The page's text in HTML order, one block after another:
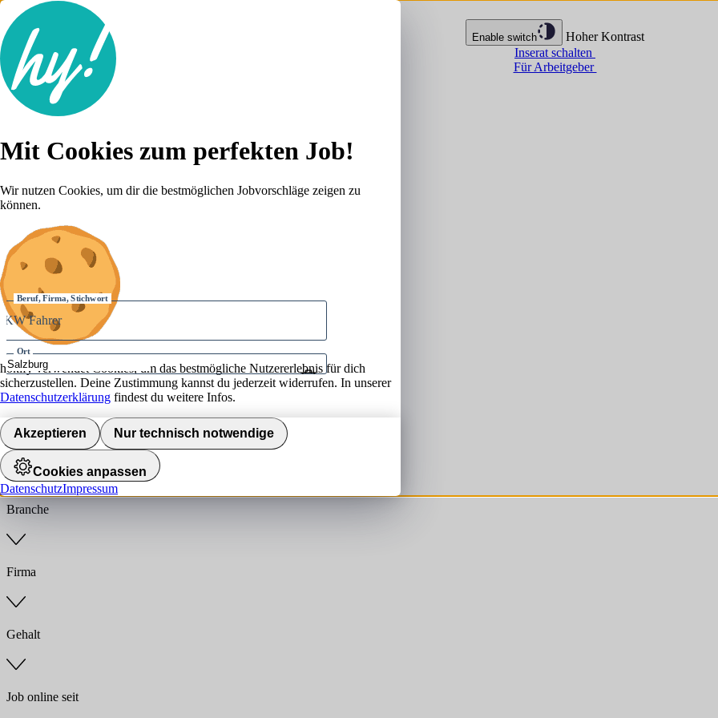
Enable switch
Hoher Kontrast
Inserat schalten
Für Arbeitgeber
Lebenslauf
Karriere-Tipps
Anmelden
Beruf, Firma, Stichwort
Ort
Umkreis
Jobs finden
Anstellungsart
Branche
Firma
Gehalt
Job online seit
Mit Cookies zum perfekten Job!
Wir nutzen Cookies, um dir die bestmöglichen Jobvorschläge zeigen zu
können.
hokify verwendet Cookies, um das bestmögliche Nutzererlebnis für dich
sicherzustellen. Deine Zustimmung kannst du jederzeit widerrufen. In unserer
Datenschutzerklärung findest du weitere Infos.
Akzeptieren Nur technisch notwendige
Cookies anpassen
DatenschutzImpressum